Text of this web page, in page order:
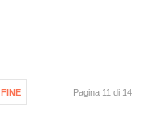
FINE Pagina 11 di 14